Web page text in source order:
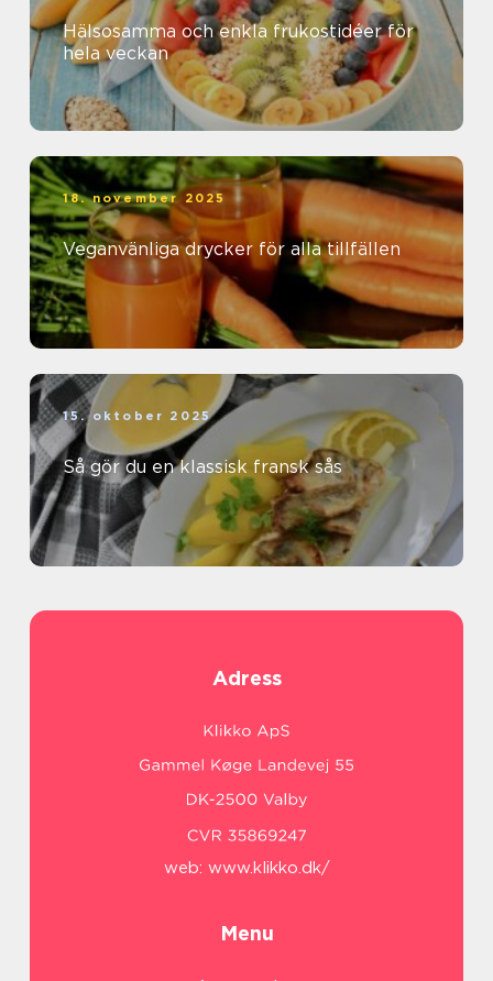
Hälsosamma och enkla frukostidéer för
hela veckan
18. november 2025
Veganvänliga drycker för alla tillfällen
15. oktober 2025
Så gör du en klassisk fransk sås
Adress
web: www.klikko.dk/
Menu